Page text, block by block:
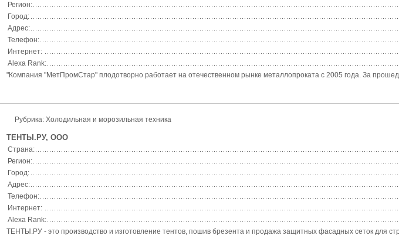
Регион:
Город:
Адрес:
Телефон:
Интернет:
Alexa Rank:
"Компания "МетПромСтар" плодотворно работает на отечественном рынке металлопроката с 2005 года. За
Рубрика: Холодильная и морозильная техника
ТЕНТЫ.РУ, ООО
Страна:
Регион:
Город:
Адрес:
Телефон:
Интернет:
Alexa Rank:
ТЕНТЫ.РУ - это производство и изготовление тентов, пошив брезента и продажа защитных фасадных сеток для